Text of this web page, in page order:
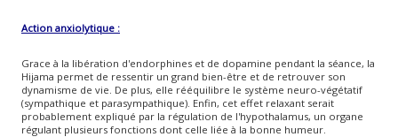
Action anxiolytique :
Grace à la libération d'endorphines et de dopamine pendant la séance, la
Hijama permet de ressentir un grand bien-être et de retrouver son
dynamisme de vie. De plus, elle rééquilibre le système neuro-végétatif
(sympathique et parasympathique). Enfin, cet effet relaxant serait
probablement expliqué par la régulation de l'hypothalamus, un organe
régulant plusieurs fonctions dont celle liée à la bonne humeur.